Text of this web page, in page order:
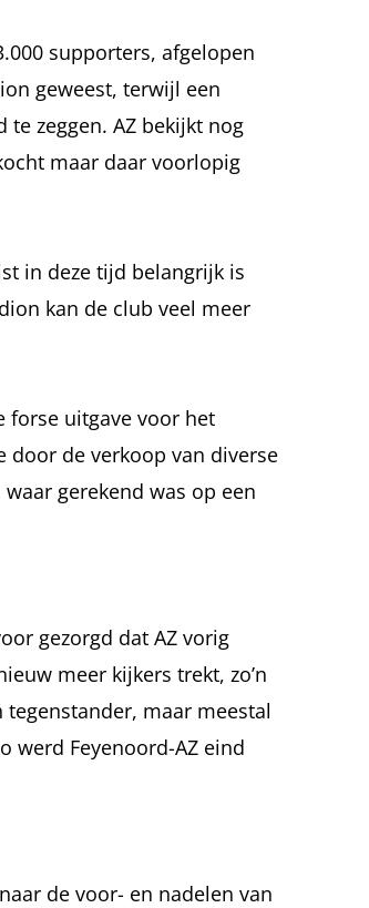
supporters, afgelopen
geweest, terwijl een
zeggen. AZ bekijkt nog
maar daar voorlopig
in deze tijd belangrijk is
kan de club veel meer
forse uitgave voor het
door de verkoop van diverse
gerekend was op een
gezorgd dat AZ vorig
meer kijkers trekt, zo’n
maar meestal
werd Feyenoord-AZ eind
de voor- en nadelen van